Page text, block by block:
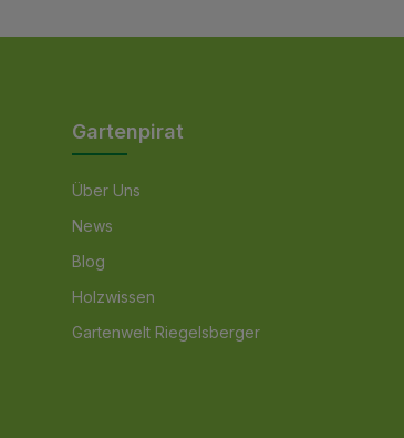
Gartenpirat
Über Uns
News
Blog
Holzwissen
Gartenwelt Riegelsberger